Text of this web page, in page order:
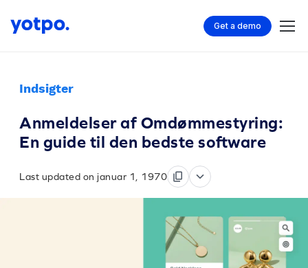
Get a demo
Indsigter
Anmeldelser af Omdømmestyring:
En guide til den bedste software
Last updated on januar 1, 1970